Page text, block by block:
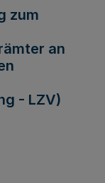
zum
an
- LZV)